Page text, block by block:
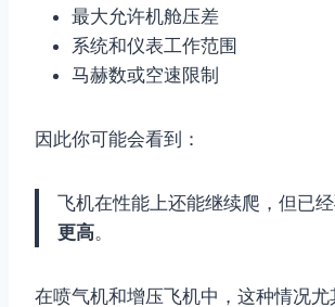
最大允许机舱压差
系统和仪表工作范围
马赫数或空速限制
因此你可能会看到：
飞机在性能上还能继续爬，但已经
更高。
在喷气机和增压飞机中，这种情况尤